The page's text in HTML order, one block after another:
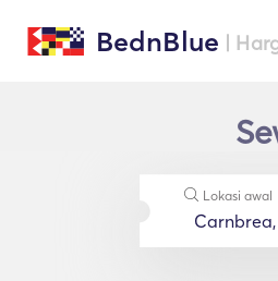
BednBlue |
Lokasi awal